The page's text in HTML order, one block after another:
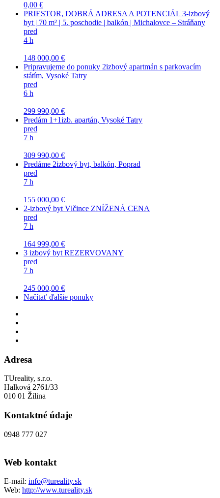
0,00 €
PRIESTOR, DOBRÁ ADRESA A POTENCIÁL 3-izbový
byt | 70 m² | 5. poschodie | balkón | Michalovce – Stráňany
pred
4 h
148 000,00 €
Pripravujeme do ponuky 2izbový apartmán s parkovacím
státím, Vysoké Tatry
pred
6 h
299 990,00 €
Predám 1+1izb. apartán, Vysoké Tatry
pred
7 h
309 990,00 €
Predáme 2izbový byt, balkón, Poprad
pred
7 h
155 000,00 €
2-izbový byt Vlčince ZNÍŽENÁ CENA
pred
7 h
164 999,00 €
3 izbový byt REZERVOVANY
pred
7 h
245 000,00 €
Načítať ďalšie ponuky
Adresa
TUreality, s.r.o.
Halková 2761/33
010 01 Žilina
Kontaktné údaje
0948 777 027
Web kontakt
E-mail: info@tureality.sk
Web: http://www.tureality.sk